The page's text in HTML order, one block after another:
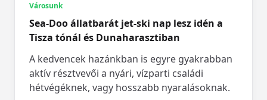
Városunk
Sea-Doo állatbarát jet-ski nap lesz idén a
Tisza tónál és Dunaharasztiban
A kedvencek hazánkban is egyre gyakrabban
aktív résztvevői a nyári, vízparti családi
hétvégéknek, vagy hosszabb nyaralásoknak.